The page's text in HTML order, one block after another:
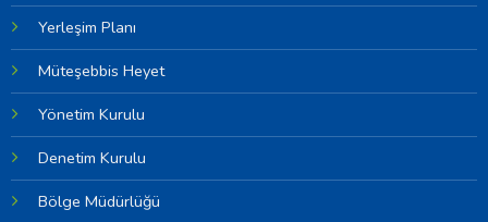
Yerleşim Planı
Müteşebbis Heyet
Yönetim Kurulu
Denetim Kurulu
Bölge Müdürlüğü